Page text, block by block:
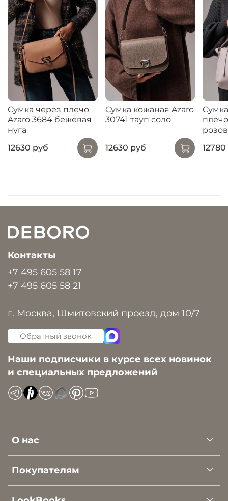
Сумка через плечо
Azaro 3684 бежевая
нуга
12630 руб
Сумка кожаная Azaro
30741 тауп соло
12630 руб
О нас
Покупателям
Контакты
+7 495 605 58 17
+7 495 605 58 21
г. Москва, Шмитовский проезд, дом 10/7
Обратный звонок
Наши подписчики в курсе всех новинок
и специальных предложений